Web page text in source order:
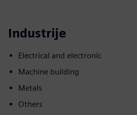
Industrije
Electrical and electronic
Machine building
Metals
Others